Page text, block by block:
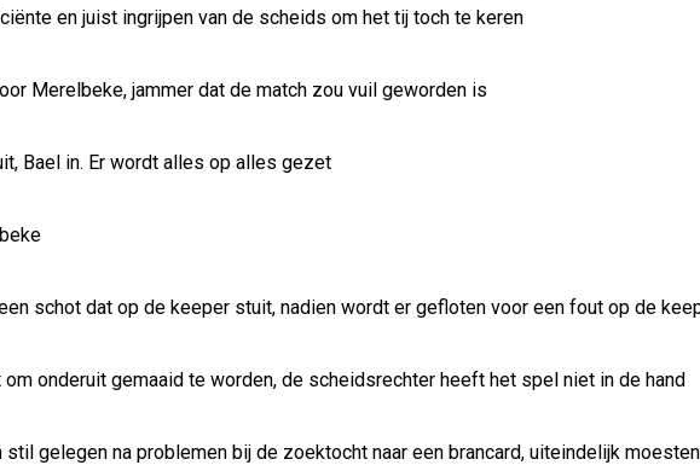
en juist ingrijpen van de scheids om het tij toch te keren
Merelbeke, jammer dat de match zou vuil geworden is
Bael in. Er wordt alles op alles gezet
schot dat op de keeper stuit, nadien wordt er gefloten voor een fout op de
onderuit gemaaid te worden, de scheidsrechter heeft het spel niet in de hand
gelegen na problemen bij de zoektocht naar een brancard, uiteindelijk